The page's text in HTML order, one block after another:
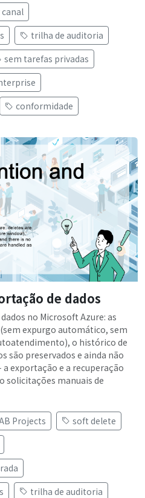
trilha de auditoria
sem tarefas privadas
conformidade
de dados
no Microsoft Azure: as
expurgo automático, sem
o histórico de
são preservados e ainda não
exportação e a recuperação
solicitações manuais de
Projects
soft delete
trilha de auditoria